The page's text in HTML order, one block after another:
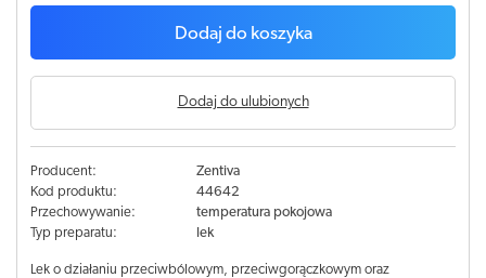
Dodaj do koszyka
Dodaj do ulubionych
Producent:
Zentiva
Kod produktu:
44642
Przechowywanie:
temperatura pokojowa
Typ preparatu:
lek
Lek o działaniu przeciwbólowym, przeciwgorączkowym oraz